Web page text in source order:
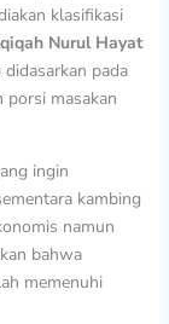
klasifikasi
Nurul Hayat
pada
porsi masakan
ingin
kambing
namun
bahwa
memenuhi